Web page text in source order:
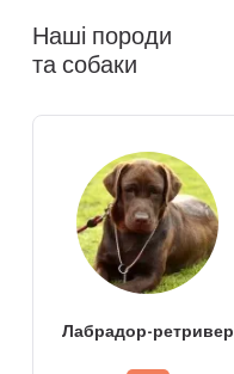
Наші породи
та собаки
Лабрадор-ретривер